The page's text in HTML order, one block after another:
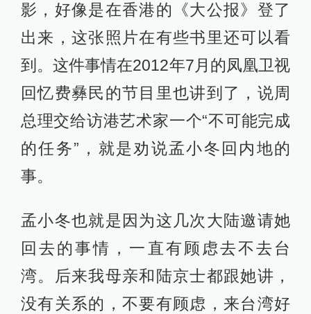
影，好像是在香港的《大公报》登了
出来，这张照片在有些书里还可以看
到。这件事情在2012年7月的凤凰卫视
回忆费彝民的节目里也讲到了，说周
总理交给访港艺术家一个“不可能完成
的任务”，就是劝说孟小冬回内地的
事。
孟小冬也就是因为这几次大陆邀请她
回去的事情，一直有顾虑去不去台
湾。后来我母亲和陆京士都跟她讲，
没有关系的，不要有顾虑，来台湾好